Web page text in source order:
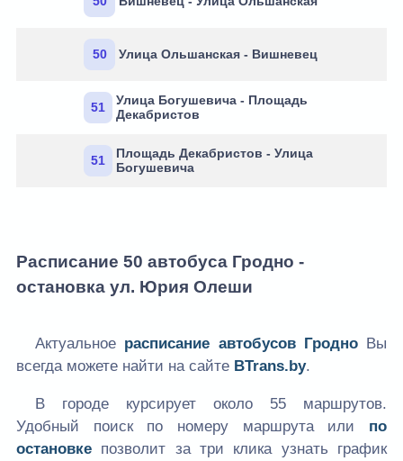
50 Улица Ольшанская - Вишневец
51
Улица Богушевича - Площадь
Декабристов
51
Площадь Декабристов - Улица
Богушевича
Расписание 50 автобуса Гродно -
остановка ул. Юрия Олеши
Актуальное расписание автобусов ГродноВы
всегда можете найти на сайте BTrans.by.
В городе курсирует около 55 маршрутов.
Удобный поиск по номеру маршрута или по
остановке позволит за три клика узнать график